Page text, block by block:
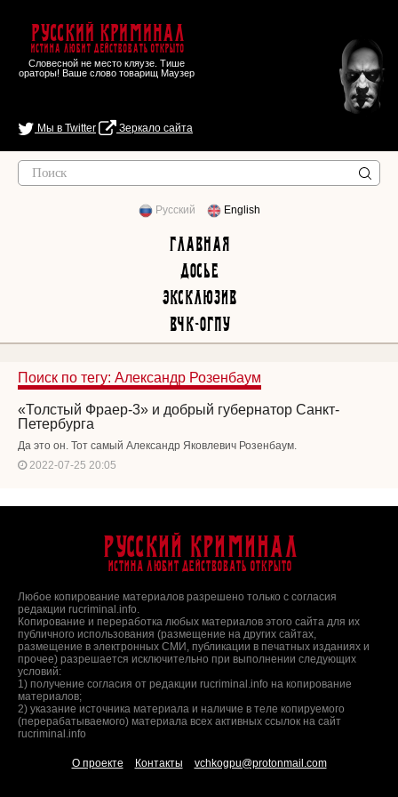
Русский Криминал
Истина любит действовать открыто
Словесной не место кляузе. Тише
ораторы! Ваше слово товарищ Маузер
Мы в Twitter Зеркало сайта
Русский English
Главная
Досье
Эксклюзив
ВЧК-ОГПУ
Поиск по тегу: Александр Розенбаум
«Толстый Фраер-3» и добрый губернатор Санкт-
Петербурга
Да это он. Тот самый Александр Яковлевич Розенбаум.
2022-07-25 20:05
Русский Криминал
Истина любит действовать открыто
Любое копирование материалов разрешено только с согласия
редакции rucriminal.info.
Копирование и переработка любых материалов этого сайта для их
публичного использования (размещение на других сайтах,
размещение в электронных СМИ, публикации в печатных изданиях и
прочее) разрешается исключительно при выполнении следующих
условий:
1) получение согласия от редакции rucriminal.info на копирование
материалов;
2) указание источника материала и наличие в теле копируемого
(перерабатываемого) материала всех активных ссылок на сайт
rucriminal.info
О проекте Контакты vchkogpu@protonmail.com